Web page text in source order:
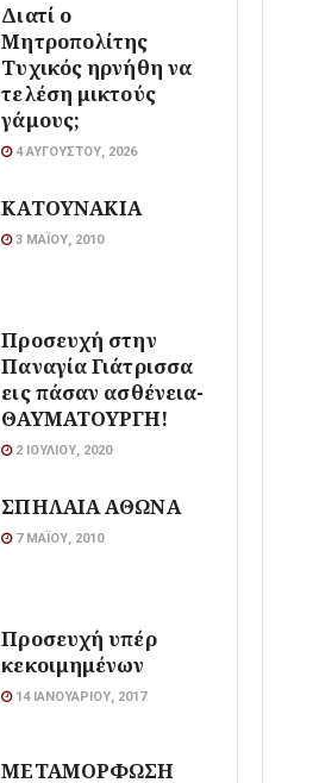
Διατί ο
Μητροπολίτης
Τυχικός ηρνήθη να
τελέση μικτούς
γάμους;
4 ΑΥΓΟΎΣΤΟΥ, 2026
ΚΑΤΟΥΝΑΚΙΑ
3 ΜΑΪ́ΟΥ, 2010
Προσευχή στην
Παναγία Γιάτρισσα
εις πάσαν ασθένεια-
ΘΑΥΜΑΤΟΥΡΓΗ!
2 ΙΟΥΛΊΟΥ, 2020
ΣΠΗΛΑΙΑ ΑΘΩΝΑ
7 ΜΑΪ́ΟΥ, 2010
Προσευχή υπέρ
κεκοιμημένων
14 ΙΑΝΟΥΑΡΊΟΥ, 2017
ΜΕΤΑΜΟΡΦΩΣΗ